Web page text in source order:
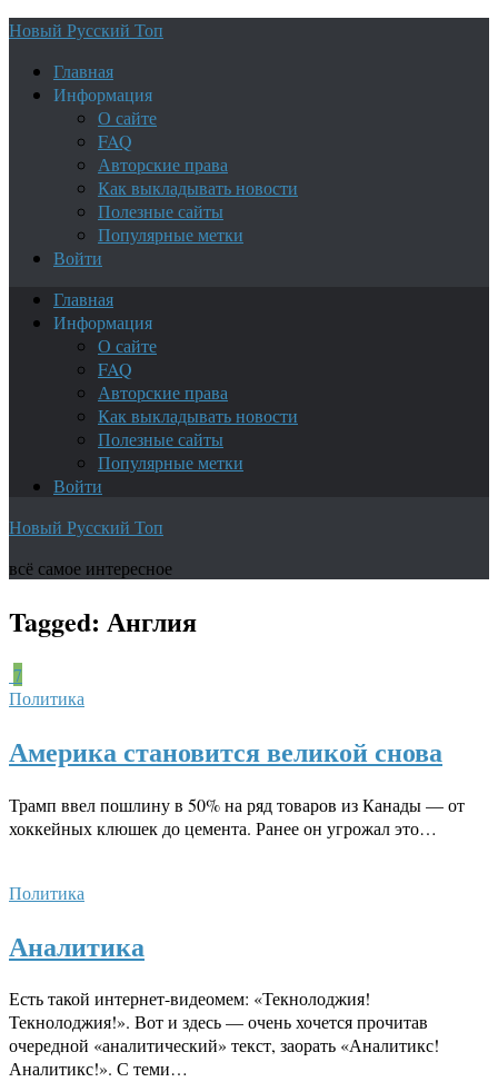
Новый Русский Топ
Главная
Информация
О сайте
FAQ
Авторские права
Как выкладывать новости
Полезные сайты
Популярные метки
Войти
Главная
Информация
О сайте
FAQ
Авторские права
Как выкладывать новости
Полезные сайты
Популярные метки
Войти
Новый Русский Топ
всё самое интересное
Tagged: Англия
7
Политика
Америка становится великой снова
Трамп ввел пошлину в 50% на ряд товаров из Канады — от
хоккейных клюшек до цемента. Ранее он угрожал это…
Политика
Аналитика
Есть такой интернет-видеомем: «Текнолоджия!
Текнолоджия!». Вот и здесь — очень хочется прочитав
очередной «аналитический» текст, заорать «Аналитикс!
Аналитикс!». С теми…